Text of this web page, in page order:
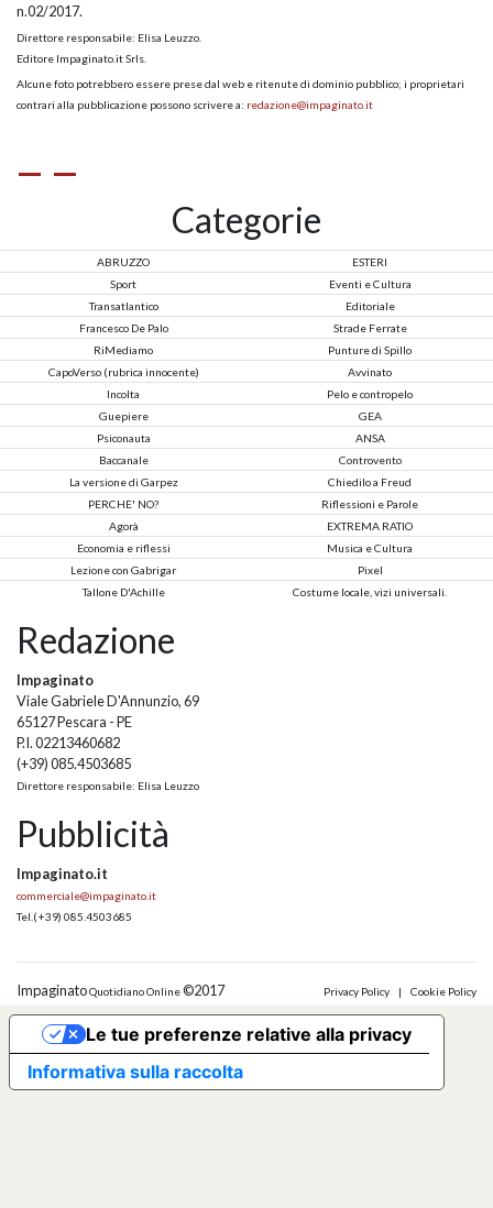
n.02/2017.
Direttore responsabile: Elisa Leuzzo.
Editore Impaginato.it Srls.
Alcune foto potrebbero essere prese dal web e ritenute di dominio pubblico; i proprietari
contrari alla pubblicazione possono scrivere a: redazione@impaginato.it
Categorie
ABRUZZO
ESTERI
Sport
Eventi e Cultura
Transatlantico
Editoriale
Francesco De Palo
Strade Ferrate
RiMediamo
Punture di Spillo
CapoVerso (rubrica innocente)
Avvinato
Incolta
Pelo e contropelo
Guepiere
GEA
Psiconauta
ANSA
Baccanale
Controvento
La versione di Garpez
Chiedilo a Freud
PERCHE' NO?
Riflessioni e Parole
Agorà
EXTREMA RATIO
Economia e riflessi
Musica e Cultura
Lezione con Gabrigar
Pixel
Tallone D'Achille
Costume locale, vizi universali.
Redazione
Impaginato
Viale Gabriele D'Annunzio, 69
65127 Pescara - PE
P.I. 02213460682
(+39) 085.4503685
Direttore responsabile: Elisa Leuzzo
Pubblicità
Impaginato.it
commerciale@impaginato.it
Tel. (+39) 085.4503685
ImpaginatoQuotidiano Online©2017 Privacy Policy | Cookie Policy
Informativa sulla raccolta
Le tue preferenze relative alla privacy